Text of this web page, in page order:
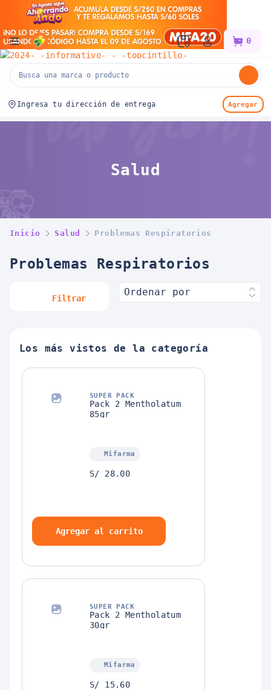
Mifarma 0
Ingresa tu dirección de entrega Agregar
Salud
Inicio Salud Problemas Respiratorios
Problemas Respiratorios
Filtrar
Ordenar por
Los más vistos de la categoría
SUPER PACK
Pack 2 Mentholatum
85gr
Mifarma
S/ 28.00
Agregar al carrito
SUPER PACK
Pack 2 Mentholatum
30gr
Mifarma
S/ 15.60